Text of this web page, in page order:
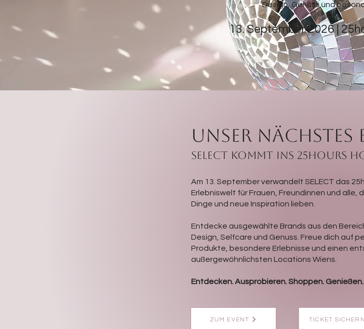
Design, Genuss und
13. September 2026 |
unser nächstes
SELECT kommt ins 25hours
Am 13. September verwandelt SELECT das
Erlebniswelt für Frauen, Freundinnen und alle,
Dinge und neue Inspiration lieben.
Entdecke ausgewählte Brands aus den
Design, Selfcare und Genuss. Freue dich auf
Produkte, besondere Erlebnisse und einen
außergewöhnlichsten Locations Wiens.
Entdecken. Ausprobieren. Shoppen. Genießen.
ZUM EVENT TICKET SICHERN